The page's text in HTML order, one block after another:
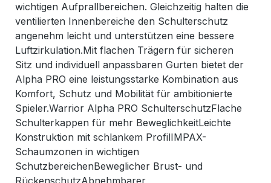
wichtigen Aufprallbereichen. Gleichzeitig halten die
ventilierten Innenbereiche den Schulterschutz
angenehm leicht und unterstützen eine bessere
Luftzirkulation.Mit flachen Trägern für sicheren
Sitz und individuell anpassbaren Gurten bietet der
Alpha PRO eine leistungsstarke Kombination aus
Komfort, Schutz und Mobilität für ambitionierte
Spieler.Warrior Alpha PRO SchulterschutzFlache
Schulterkappen für mehr BeweglichkeitLeichte
Konstruktion mit schlankem ProfilIMPAX-
Schaumzonen in wichtigen
SchutzbereichenBeweglicher Brust- und